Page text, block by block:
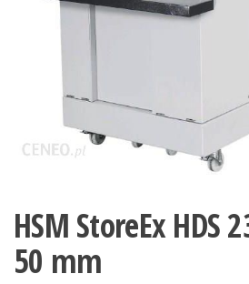
HSM StoreEx HDS
50 mm